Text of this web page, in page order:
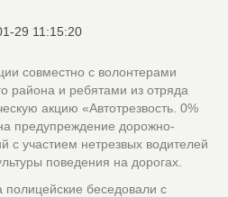
29 11:15:20
совместно с волонтерами
района и ребятами из отряда
акцию «Автотрезвость. 0%
предупреждение дорожно-
с участием нетрезвых водителей
поведения на дорогах.
беседовали с